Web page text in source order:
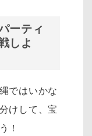
ーティ
しよ
ではいかな
けして、宝
！